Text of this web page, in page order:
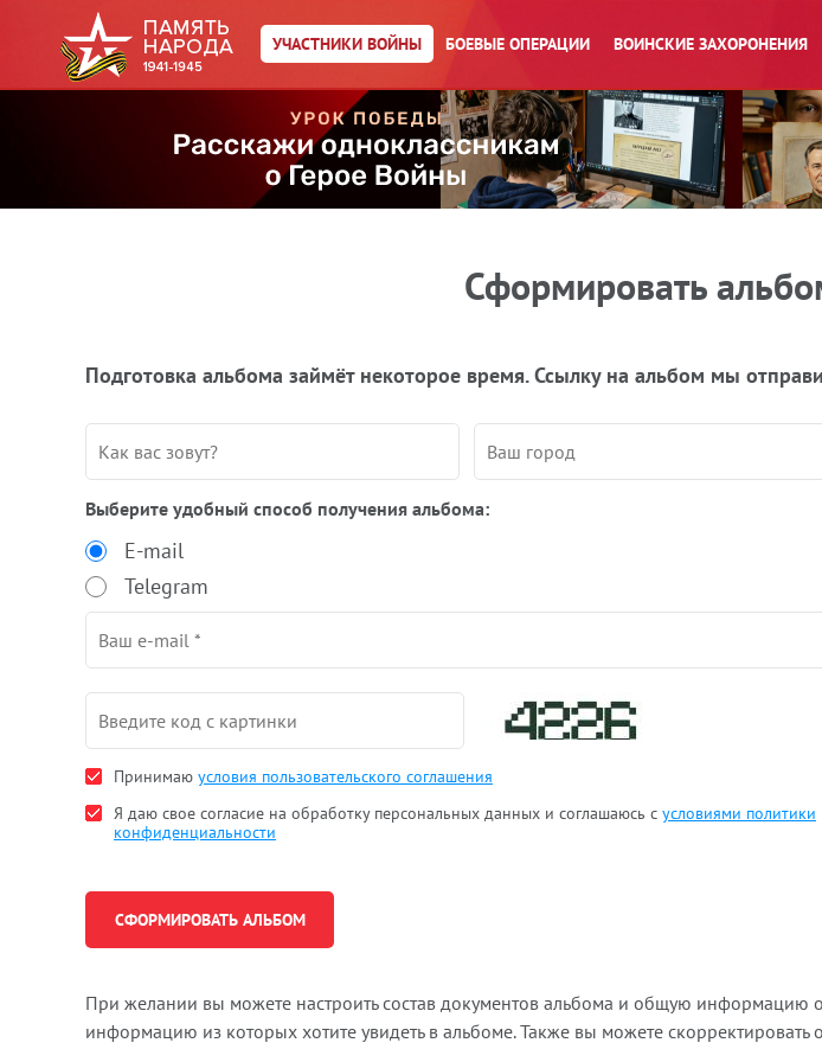
УЧАСТНИКИ ВОЙНЫ БОЕВЫЕ ОПЕРАЦИИ ВОИНСКИЕ ЗАХОРОНЕНИЯ
Сформировать
Подготовка альбома займёт некоторое время. Ссылку на альбом мы
Выберите удобный способ получения альбома:
E-mail
Telegram
Принимаю условия пользовательского соглашения
Я даю свое согласие на обработку персональных данных и соглашаюсь с условиями политики
конфиденциальности
При желании вы можете настроить состав документов альбома и общую информацию
информацию из которых хотите увидеть в альбоме. Также вы можете